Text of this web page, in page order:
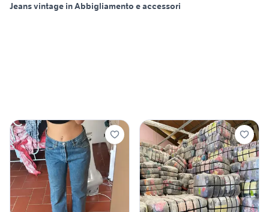
Jeans vintage in Abbigliamento e accessori